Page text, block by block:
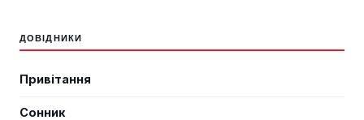
ДОВІДНИКИ
Привітання
Сонник